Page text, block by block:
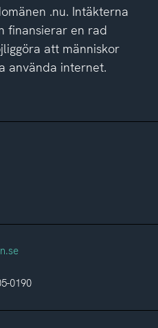
.nu. Intäkterna
finansierar en rad
att människor
använda internet.
0190